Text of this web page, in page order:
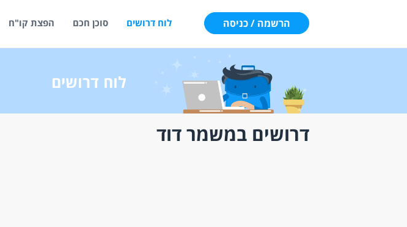
הרשמה / כניסה לוח דרושים סוכן חכם הפצת קו"ח
לוח דרושים
דרושים במשמר דוד